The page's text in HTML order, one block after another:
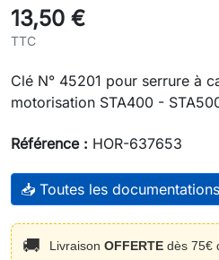
13,50 €
TTC
Clé N° 45201 pour serrure à
motorisation STA400 -
Référence : HOR-637653
📥 Toutes les
🚚 Livraison OFFERTE dès 75€